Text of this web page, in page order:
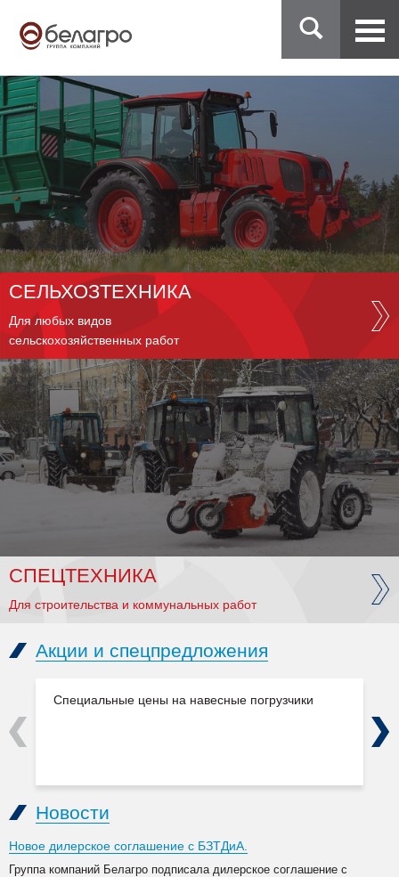
СЕЛЬХОЗТЕХНИКА
Для любых видов
сельскохозяйственных работ
СПЕЦТЕХНИКА
Для строительства и коммунальных работ
Акции и спецпредложения
Специальные цены на навесные погрузчики
Previous Next
Новости
Новое дилерское соглашение с БЗТДиА.
Группа компаний Белагро подписала дилерское соглашение с